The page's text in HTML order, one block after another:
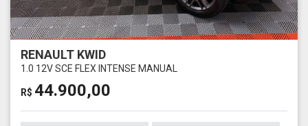
RENAULT KWID
1.0 12V SCE FLEX INTENSE MANUAL
R$ 44.900,00